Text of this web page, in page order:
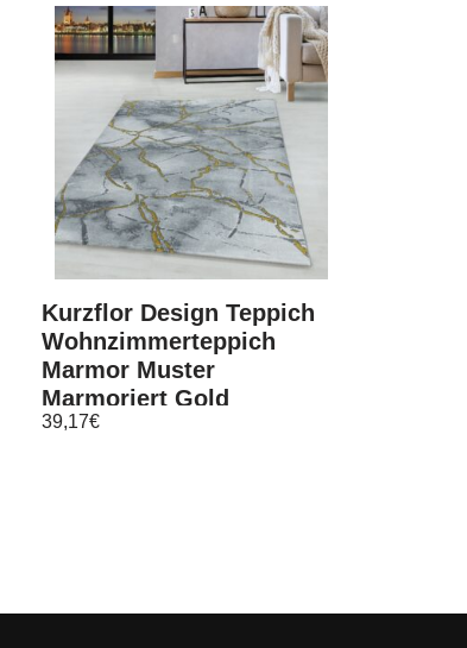
Kurzflor Design Teppich
Wohnzimmerteppich
Marmor Muster
Marmoriert Gold
39,17€